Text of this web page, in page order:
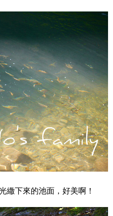
繖下來的池面，好美啊！